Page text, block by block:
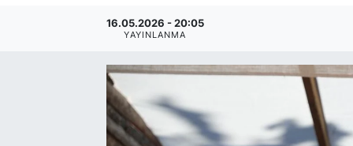
16.05.2026 - 20:05
YAYINLANMA
Son Dakika Haberleri
Haber Arşivi